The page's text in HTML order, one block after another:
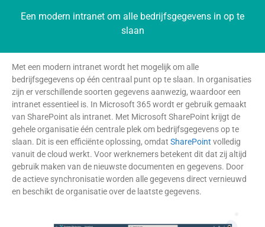
Een modern intranet om alle bedrijfsgegevens in op te
slaan
Met een modern intranet wordt het mogelijk om alle
bedrijfsgegevens op één centraal punt op te slaan. In organisaties
zijn er verschillende soorten gegevens aanwezig, waardoor een
intranet essentieel is. In Microsoft 365 wordt er gebruik gemaakt
van SharePoint als intranet. Met Microsoft SharePoint krijgt de
gehele organisatie één centrale plek om bedrijfsgegevens op te
slaan. Dit is een efficiënte oplossing, omdat SharePoint volledig
vanuit de cloud werkt. Voor werknemers betekent dit dat zij altijd
gebruik maken van de nieuwste documenten en gegevens. Door
de actieve synchronisatie worden alle gegevens direct vernieuwd
en beschikt de organisatie over de laatste gegevens.